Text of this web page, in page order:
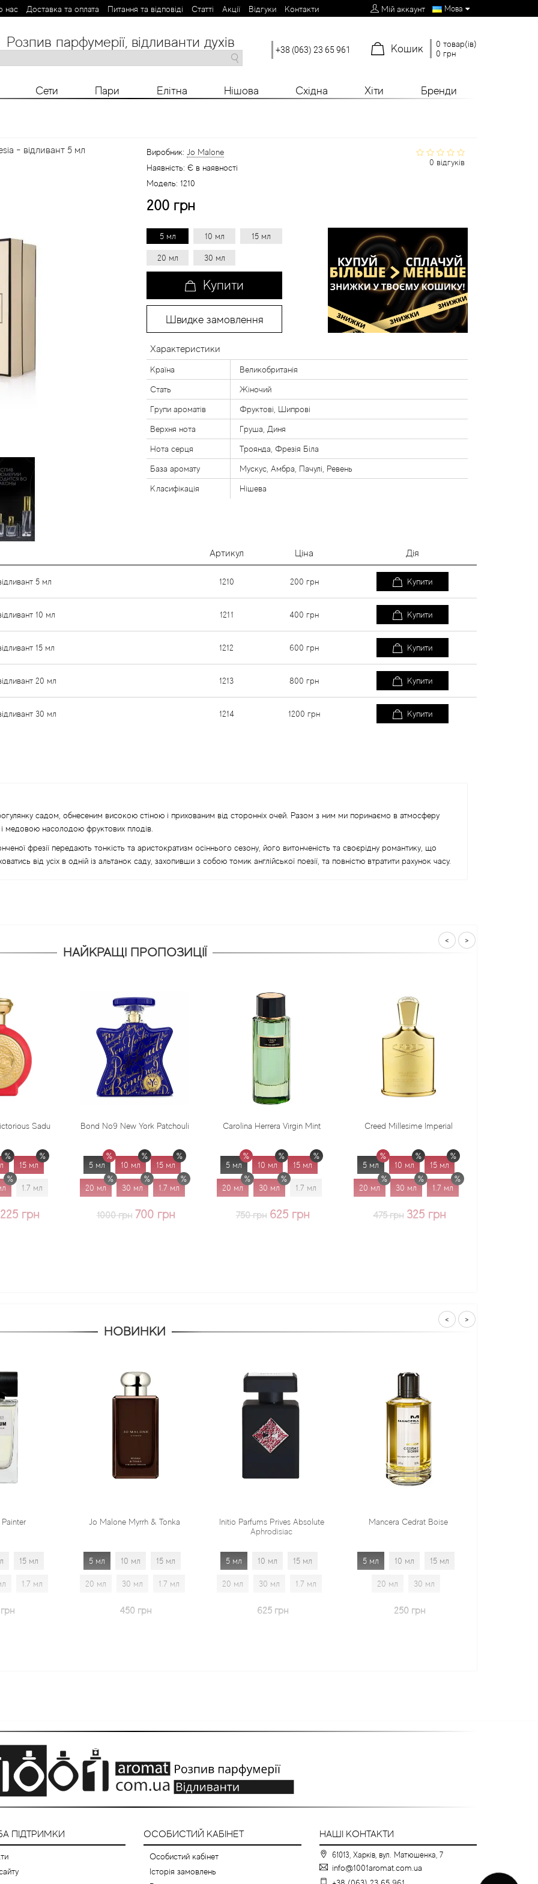
нас Доставка та оплата Питання та відповіді Статті Aкції Відгуки Контакти Мій аккаунт Мова
M N O P R S T V X Y Z
Розпив парфумерії, відливанти духів +38 (063) 23 65 961 Кошик
0 товар(ів)
0 грн
Сети Пари Елітна Нішова Східна Хіти Бренди
- відливант 5 мл
0 відгуків
Виробник: Jo Malone
Наявність: Є в наявності
Модель: 1210
200 грн
5 мл 10 мл 15 мл
20 мл 30 мл
Купити
Швидке замовлення
Характеристики
Країна Великобританія
Стать Жіночий
Групи ароматів Фруктові, Шипрові
Верхня нота Груша, Диня
Нота серця Троянда, Фрезія Біла
База аромату Мускус, Амбра, Пачулі, Ревень
Класифікація Нішева
Артикул Ціна Дія
5 мл 1210 200 грн Купити
10 мл 1211 400 грн Купити
15 мл 1212 600 грн Купити
20 мл 1213 800 грн Купити
30 мл 1214 1200 грн Купити
садом, обнесеним високою стіною і прихованим від сторонніх очей. Разом з ним ми поринаємо в атмосферу
медовою насолодою фруктових плодів.
фрезії передають тонкість та аристократизм осіннього сезону, його витонченість та своєрідну романтику, що
від усіх в одній із альтанок саду, захопивши з собою томик англійської поезії, та повністю втратити рахунок часу.
НАЙКРАЩІ ПРОПОЗИЦІЇ
No9 New York Patchouli
5 мл 10 мл 15 мл
20 мл 30 мл 1.7 мл
1000 грн
Carolina Herrera Virgin Mint
5 мл 10 мл 15 мл
20 мл 30 мл 1.7 мл
750 грн
Creed Millesime Imperial
5 мл 10 мл 15 мл
20 мл 30 мл 1.7 мл
475 грн
Dr. Gritti Tutu
5 мл 10 мл
20 мл 30 мл
< >
НОВИНКИ
Jo Malone Myrrh & Tonka
5 мл 15 мл
20 мл 1.7 мл
Initio Parfums Prives Absolute
5 мл 15 мл
20 мл 1.7 мл
Mancera Cedrat Boise
5 мл 15 мл
20 мл
Tiziana Terenzi Orza
5 мл
20 мл
< >
ПІДТРИМКИ ОСОБИСТИЙ КАБІНЕТ
Особистий кабінет
Історія замовлень
НАШІ КОНТАКТИ
61013, Харків, вул. Матюшенка, 7
info@1001aromat.com.ua